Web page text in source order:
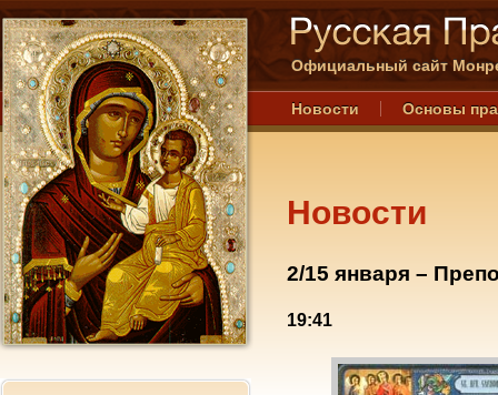
Официальный сайт
Новости Основы
Новости
2/15 января –
19:41